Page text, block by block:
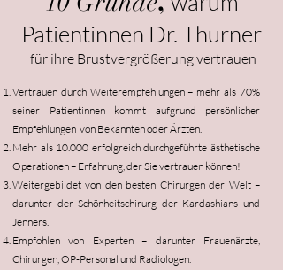
Patientinnen Dr. Thurner
für ihre Brustvergrößerung vertrauen
Vertrauen durch Weiterempfehlungen – mehr als 70%
seiner Patientinnen kommt aufgrund persönlicher
Empfehlungen von Bekannten oder Ärzten.
Mehr als 10.000 erfolgreich durchgeführte ästhetische
Operationen – Erfahrung, der Sie vertrauen können!
Weitergebildet von den besten Chirurgen der Welt –
darunter der Schönheitschirurg der Kardashians und
Jenners.
Empfohlen von Experten – darunter Frauenärzte,
Chirurgen, OP-Personal und Radiologen.